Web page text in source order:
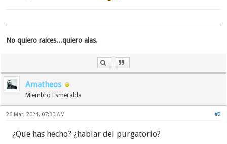
No quiero raices...quiero alas.
Amatheos
Miembro Esmeralda
#2
26 Mar, 2024, 07:30 AM
¿Que has hecho? ¿hablar del purgatorio?